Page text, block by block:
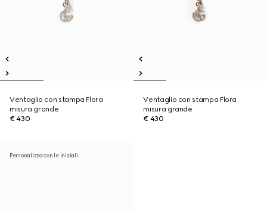
Ventaglio con stampa Flora
misura grande
€ 430
Ventaglio con stampa Flora
misura grande
€ 430
Personalizza con le iniziali